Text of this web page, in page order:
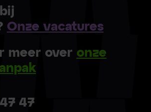
Onze vacatures
meer over onze
47